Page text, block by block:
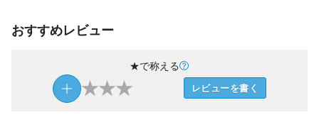
おすすめレビュー
★で称える
★★★ レビューを書く